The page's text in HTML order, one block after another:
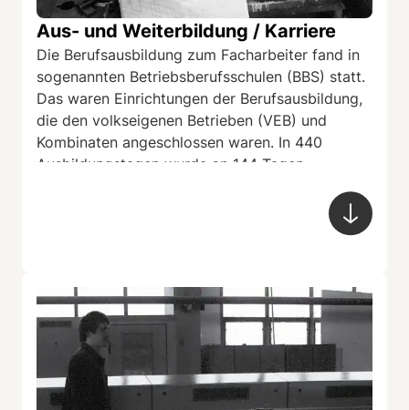
Arbeit an der Drehmaschine. Dreher im VEB
Automobilwerk Eisenach, 1974, DDR.
Quelle: Roger Melis Nachlass
Aus- und Weiterbildung / Karriere
Die Berufsausbildung zum Facharbeiter fand in
sogenannten Betriebsberufsschulen (BBS) statt.
Das waren Einrichtungen der Berufsausbildung,
die den volkseigenen Betrieben (VEB) und
Kombinaten angeschlossen waren. In 440
Ausbildungstagen wurde an 144 Tagen
Prüfungsfächer waren z. B. Staatsbürgerkunde,
berufsspezifische Fächer. Qualifizieren konnte
man sich danach bei vorbildlichen
Facharbeiterleistungen und gesellschaftlichen
Aktivitäten sowie entsprechender Eignung zum
Lehrfacharbeiter, Brigadier, Gütekontrolleur oder
– sehr beliebt – zum In- und
...